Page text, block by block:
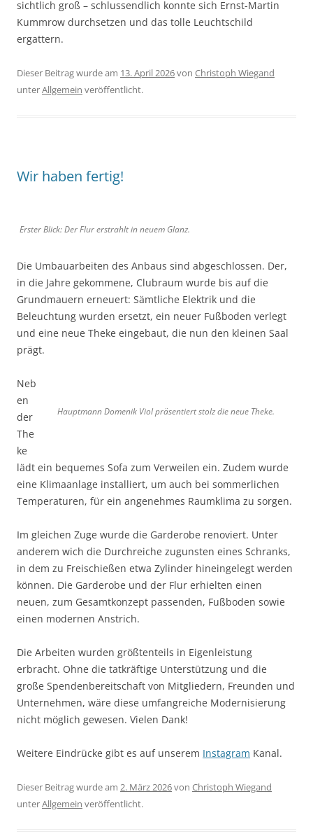
sichtlich groß – schlussendlich konnte sich Ernst-Martin
Kummrow durchsetzen und das tolle Leuchtschild
ergattern.
Dieser Beitrag wurde am 13. April 2026von Christoph Wiegand
unterAllgemein veröffentlicht.
Wir haben fertig!
Erster Blick: Der Flur erstrahlt in neuem Glanz.
Die Umbauarbeiten des Anbaus sind abgeschlossen. Der,
in die Jahre gekommene, Clubraum wurde bis auf die
Grundmauern erneuert: Sämtliche Elektrik und die
Beleuchtung wurden ersetzt, ein neuer Fußboden verlegt
und eine neue Theke eingebaut, die nun den kleinen Saal
prägt.
Hauptmann Domenik Viol präsentiert stolz die neue Theke.
Neb
en
der
The
ke
lädt ein bequemes Sofa zum Verweilen ein. Zudem wurde
eine Klimaanlage installiert, um auch bei sommerlichen
Temperaturen, für ein angenehmes Raumklima zu sorgen.
Im gleichen Zuge wurde die Garderobe renoviert. Unter
anderem wich die Durchreiche zugunsten eines Schranks,
in dem zu Freischießen etwa Zylinder hineingelegt werden
können. Die Garderobe und der Flur erhielten einen
neuen, zum Gesamtkonzept passenden, Fußboden sowie
einen modernen Anstrich.
Die Arbeiten wurden größtenteils in Eigenleistung
erbracht. Ohne die tatkräftige Unterstützung und die
große Spendenbereitschaft von Mitgliedern, Freunden und
Unternehmen, wäre diese umfangreiche Modernisierung
nicht möglich gewesen. Vielen Dank!
Weitere Eindrücke gibt es auf unserem Instagram Kanal.
Dieser Beitrag wurde am 2. März 2026von Christoph Wiegand
unterAllgemein veröffentlicht.